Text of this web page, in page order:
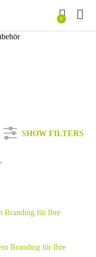
0
SHOW FILTERS
Branding für Ihre